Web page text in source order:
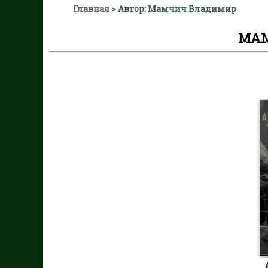
Главная Автор: Мамчич Владимир